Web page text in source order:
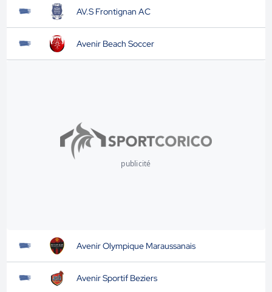
AV.S Frontignan AC
Avenir Beach Soccer
publicité
Avenir Olympique Maraussanais
Avenir Sportif Beziers